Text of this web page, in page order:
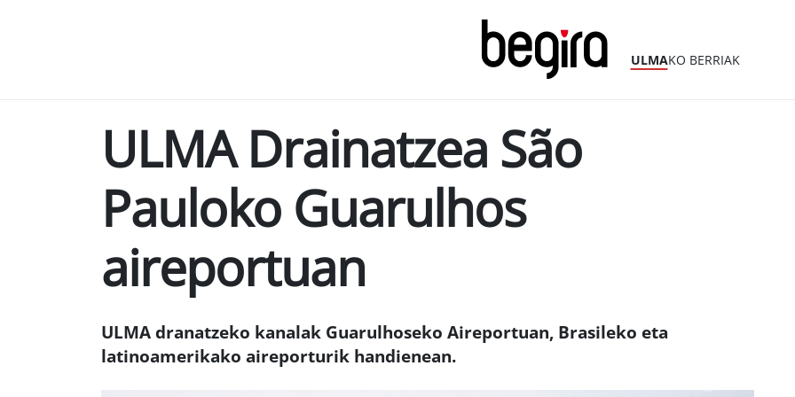
ULMAKO BERRIAK
ULMA Drainatzea São
Pauloko Guarulhos
aireportuan
ULMA dranatzeko kanalak Guarulhoseko Aireportuan, Brasileko eta
latinoamerikako aireporturik handienean.